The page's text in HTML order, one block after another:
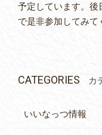
予定しています。後
で是非参加してみて
CATEGORIES カ
いいなっつ情報